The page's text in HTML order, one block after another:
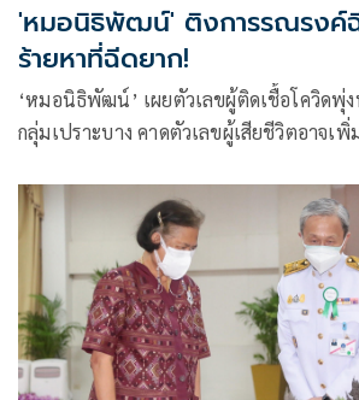
'หมอนิธิพัฒน์' ติงการรณรงค์
ร้ายหาที่ฉีดยาก!
‘หมอนิธิพัฒน์’ เผยตัวเลขผู้ติดเชื้อโควิดพุ่
กลุ่มเปราะบาง คาดตัวเลขผู้เสียชีวิตอาจเ